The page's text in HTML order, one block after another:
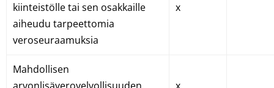
kiinteistölle tai sen osakkaille
aiheudu tarpeettomia
veroseuraamuksia
x
Mahdollisen